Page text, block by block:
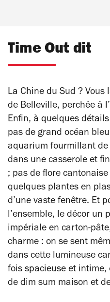
Time Out dit
La Chine du Sud ?
de Belleville, perchée à
Enfin, à quelques
pas de grand océan
aquarium fourmillant de
dans une casserole et
; pas de flore
quelques plantes en
d’une vaste fenêtre. Et
l’ensemble, le décor un
impériale en carton-
charme : on se sent
dans cette lumineuse
fois spacieuse et
de dim sum maison et